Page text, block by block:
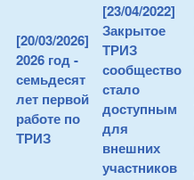
[20/03/2026]
2026 год -
семьдесят
лет первой
работе по
ТРИЗ
[23/04/2022]
Закрытое
ТРИЗ
сообщество
стало
доступным
для
внешних
участников